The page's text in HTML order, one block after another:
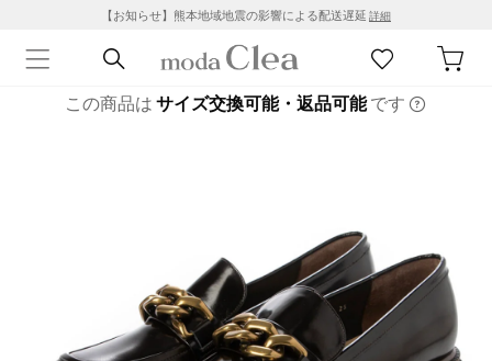
【お知らせ】熊本地域地震の影響による配送遅延 詳細
この商品は サイズ交換可能・返品可能です